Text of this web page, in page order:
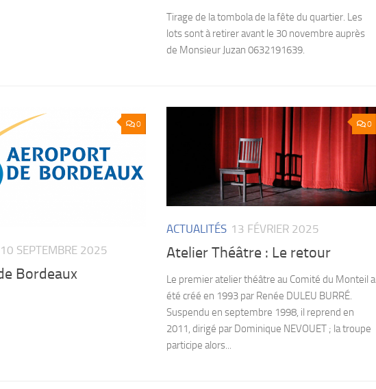
Tirage de la tombola de la fête du quartier. Les
lots sont à retirer avant le 30 novembre auprès
de Monsieur Juzan 0632191639.
0
10 SEPTEMBRE 2025
Bordeaux
0
ACTUALITÉS 13 FÉVRIER 2025
Atelier Théâtre : Le retour
Le premier atelier théâtre au Comité du Monteil a
été créé en 1993 par Renée DULEU BURRÉ.
Suspendu en septembre 1998, il reprend en
2011, dirigé par Dominique NEVOUET ; la troupe
participe alors...